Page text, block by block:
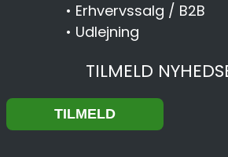
• Erhvervssalg / B2B
• Udlejning
TILMELD